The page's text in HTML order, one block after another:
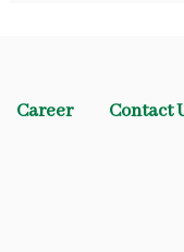
Career Contact